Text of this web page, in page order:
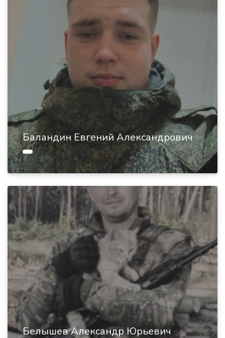
Баландин Евгений Александрович
Белышев Александр Юрьевич